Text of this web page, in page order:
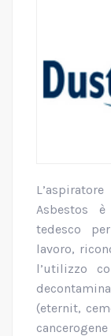
Asbestos
tedesco
lavoro,
l’utilizzo
(eternit,